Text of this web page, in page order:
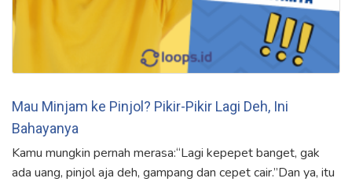
Mau Minjam ke Pinjol? Pikir-Pikir Lagi Deh, Ini
Bahayanya
Kamu mungkin pernah merasa:“Lagi kepepet banget, gak
ada uang, pinjol aja deh, gampang dan cepet cair.”Dan ya, itu